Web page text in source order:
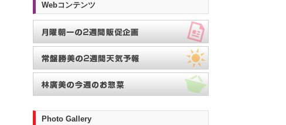
Webコンテンツ
Photo Gallery